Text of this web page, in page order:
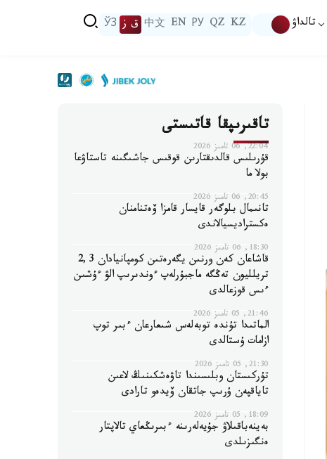
تالداۋ KZ
QZ
РУ
EN
中文 ق ز ЎЗ
تاقىرىپقا قاتىستى
22:04, 06 تامىز 2026
قۇرىلىس قالدىقتارىن قوقىس جاشىگىنە تاستاۋعا
بولا ما
20:45, 06 تامىز 2026
تانىمال بلوگەر قايسار قامزا ۆەتنامنان
ەكستراديسيالاندى
18:30, 06 تامىز 2026
قاشاعان كەن ورنىن يگەرەتىن كومپانيادان 2,3
تريلليون تەڭگە ماجبۇرلەپ ءوندىرىپ الۋ ءۇشىن
ءىس قوزعالدى
21:46, 05 تامىز 2026
الماتىدا تۇندە توبەلەس شىعارعان ءبىر توپ
ازامات ۇستالدى
21:30, 05 تامىز 2026
تۇركىستان وبلىسىندا تاۋەشكىنىڭ لاعىن
تاياقپەن ۇرىپ جاتقان ۆيدەو تارادى
18:09, 05 تامىز 2026
بەينەباقىلاۋ جۇيەلەرىنە ءبىرىڭعاي تالاپتار
ەنگىزىلدى